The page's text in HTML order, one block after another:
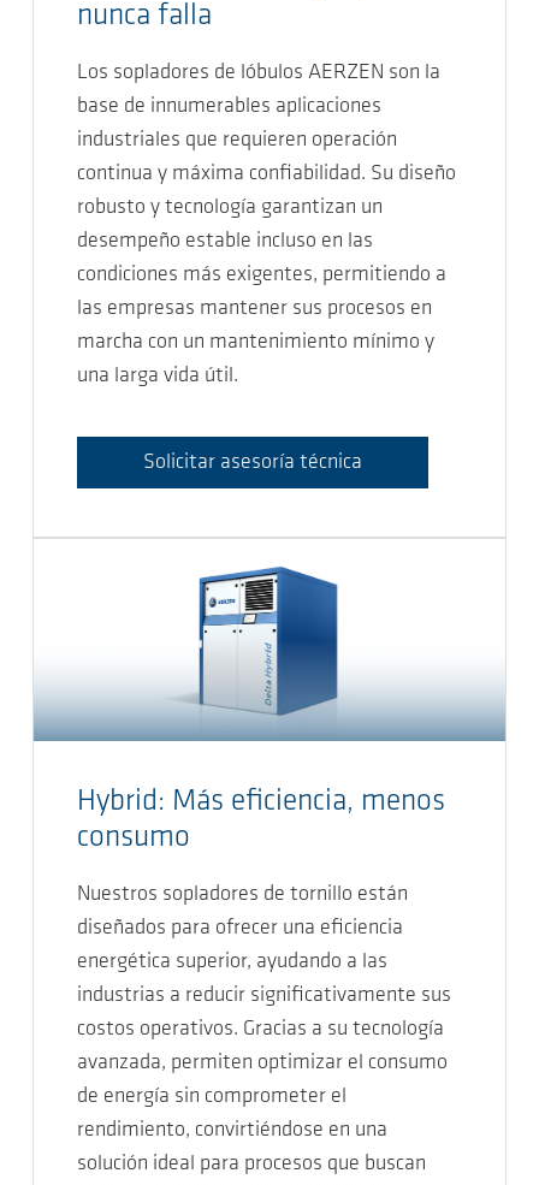
nunca falla
Los sopladores de lóbulos AERZEN son la
base de innumerables aplicaciones
industriales que requieren operación
continua y máxima confiabilidad. Su diseño
robusto y tecnología garantizan un
desempeño estable incluso en las
condiciones más exigentes, permitiendo a
las empresas mantener sus procesos en
marcha con un mantenimiento mínimo y
una larga vida útil.
Solicitar asesoría técnica
Hybrid: Más eficiencia, menos
consumo
Nuestros sopladores de tornillo están
diseñados para ofrecer una eficiencia
energética superior, ayudando a las
industrias a reducir significativamente sus
costos operativos. Gracias a su tecnología
avanzada, permiten optimizar el consumo
de energía sin comprometer el
rendimiento, convirtiéndose en una
solución ideal para procesos que buscan